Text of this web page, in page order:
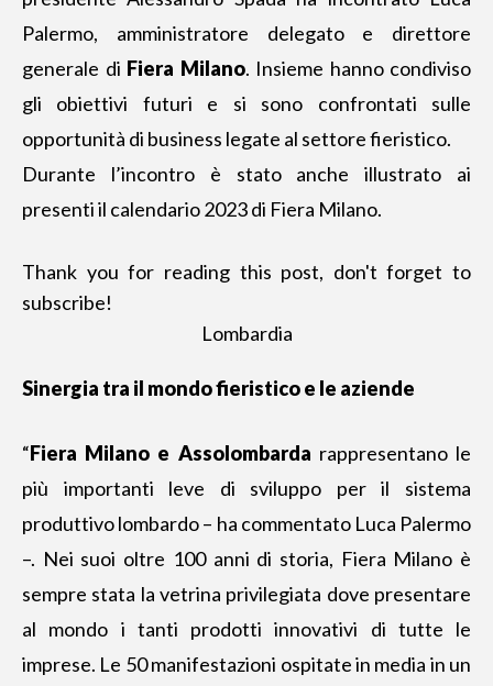
Palermo, amministratore delegato e direttore
generale di Fiera Milano. Insieme hanno condiviso
gli obiettivi futuri e si sono confrontati sulle
opportunità di business legate al settore fieristico.
Durante l’incontro è stato anche illustrato ai
presenti il calendario 2023 di Fiera Milano.
Thank you for reading this post, don't forget to
subscribe!
Lombardia
Sinergia tra il mondo fieristico e le aziende
“Fiera Milano e Assolombarda rappresentano le
più importanti leve di sviluppo per il sistema
produttivo lombardo – ha commentato Luca Palermo
–. Nei suoi oltre 100 anni di storia, Fiera Milano è
sempre stata la vetrina privilegiata dove presentare
al mondo i tanti prodotti innovativi di tutte le
imprese. Le 50 manifestazioni ospitate in media in un